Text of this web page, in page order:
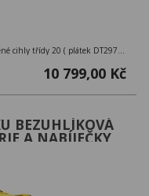
10 799,00 Kč
BEZUHLÍKOVÁ
A NABÍJEČKY